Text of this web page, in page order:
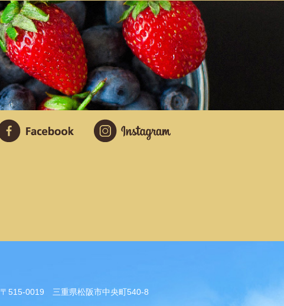
〒515-0019 三重県松阪市中央町540-8